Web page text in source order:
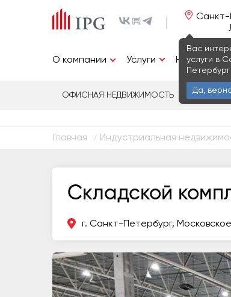
Санкт-
Вас
услуги в
Да,
О компании Услуги
ОФИСНАЯ НЕДВИЖИМОСТЬ
Главная / Индустриальная
Складской
г. Санкт-Петербург,